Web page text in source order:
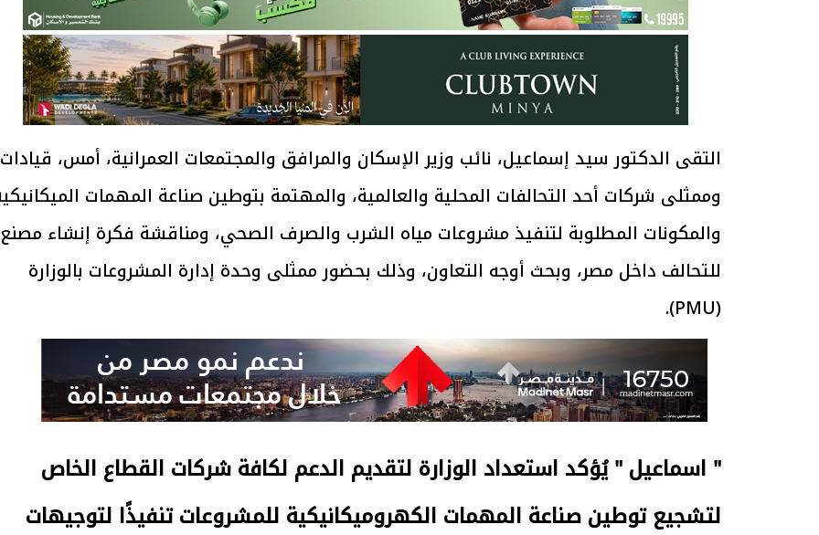
التقى الدكتور سيد إسماعيل، نائب وزير الإسكان والمرافق والمجتمعات العمرانية، أمس، قيادات
وممثلى شركات أحد التحالفات المحلية والعالمية، والمهتمة بتوطين صناعة المهمات
والمكونات المطلوبة لتنفيذ مشروعات مياه الشرب والصرف الصحي، ومناقشة فكرة إنشاء مصنع
للتحالف داخل مصر، وبحث أوجه التعاون، وذلك بحضور ممثلى وحدة إدارة المشروعات بالوزارة
(PMU).
" اسماعيل " يُؤكد استعداد الوزارة لتقديم الدعم لكافة شركات القطاع الخاص
لتشجيع توطين صناعة المهمات الكهروميكانيكية للمشروعات تنفيذًا لتوجيهات